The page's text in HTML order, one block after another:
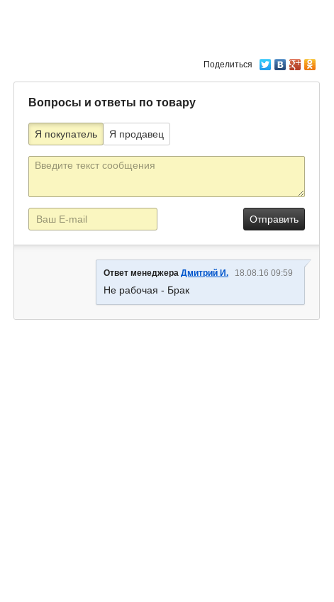
Поделиться
Вопросы и ответы по товару
Я покупатель Я продавец
Текст
E-
mail
Ответ менеджера Дмитрий И. 18.08.16 09:59
Не рабочая - Брак